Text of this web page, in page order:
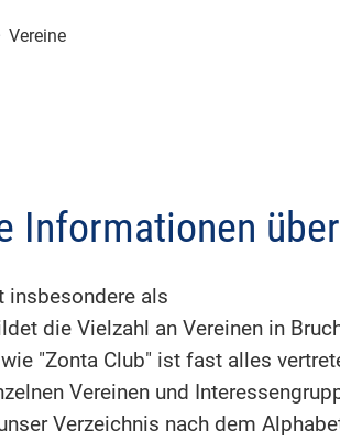
Vereine
Informationen
insbesondere als
die Vielzahl an Vereinen in
"Zonta Club" ist fast alles
Vereinen und
Verzeichnis nach dem